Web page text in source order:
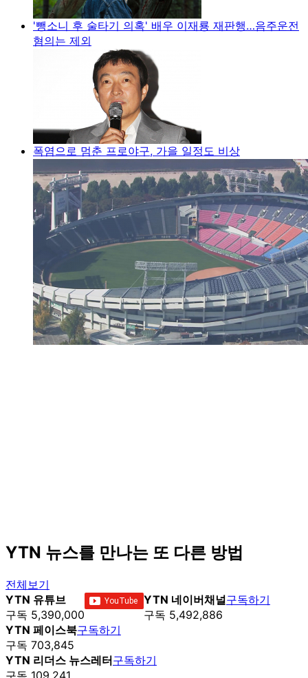
'뺑소니 후 술타기 의혹' 배우 이재룡 재판행…음주운전
혐의는 제외
폭염으로 멈춘 프로야구, 가을 일정도 비상
YTN 뉴스를 만나는 또 다른 방법
전체보기
YTN 유튜브
구독 5,390,000
YTN 네이버채널
구독 5,492,886
구독하기
YTN 페이스북
구독 703,845
구독하기
YTN 리더스 뉴스레터
구독 109,241
구독하기